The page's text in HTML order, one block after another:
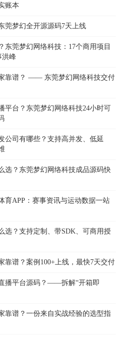
账本
莞梦幻全开源源码7天上线
东莞梦幻网络科技：17个商用项目
洪峰
靠谱？ —— 东莞梦幻网络科技交付
平台？东莞梦幻网络科技24小时可
公司有哪些？支持高并发、低延
选？东莞梦幻网络科技成品源码快
育APP：赛事资讯与运动数据一站
选？支持定制、带SDK、可商用授
靠谱？案例100+上线，最快7天交付
播平台源码？——拆解“开箱即
靠谱？一份来自实战经验的选型指